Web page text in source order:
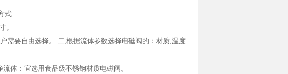
式
。
需要自由选择。 二,根据流体参数选择电磁阀的：材质,温度
体：宜选用食品级不锈钢材质电磁阀。